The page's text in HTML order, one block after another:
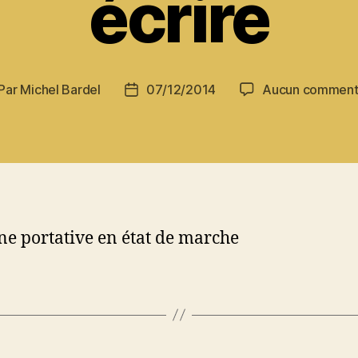
écrire
Michel Bardel
Date07/12/2014 Aucun
portative en état de marche